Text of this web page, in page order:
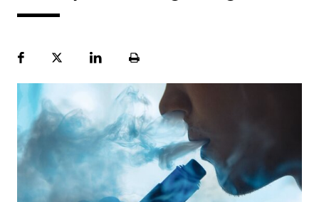
FacebookPlattformLinekdInSeite